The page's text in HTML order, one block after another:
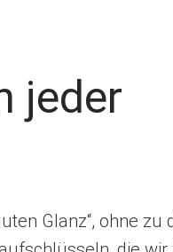
jeder
Glanz“, ohne zu